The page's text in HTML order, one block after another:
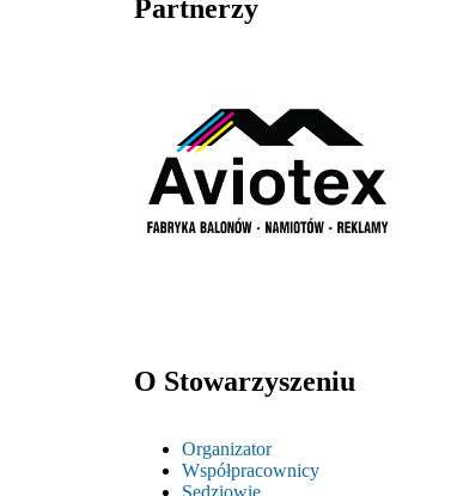
Partnerzy
O Stowarzyszeniu
Organizator
Współpracownicy